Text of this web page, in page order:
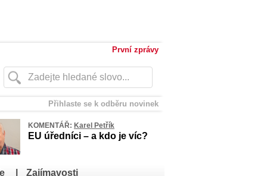
První zprávy
Přihlaste se k odběru novinek
KOMENTÁŘ: Karel Petřík
EU úředníci – a kdo je víc?
Zajímavosti